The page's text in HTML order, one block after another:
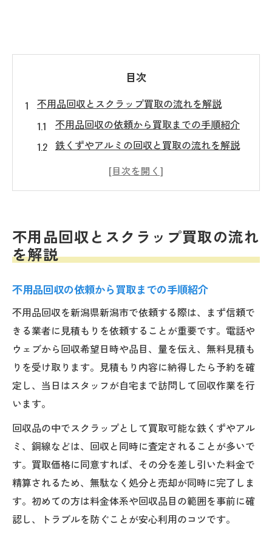
目次
不用品回収とスクラップ買取の流れを解説
不用品回収の依頼から買取までの手順紹介
鉄くずやアルミの回収と買取の流れを解説
スクラップ買取価格表の確認ポイントとは
安心して進める不用品回収のポイント
不用品回収業者選びで重視すべき基準
見積もり時に確認したい費用や条件一覧
スクラップ回収時のトラブル防止策を解説
鉄くずやアルミ回収の安心な依頼方法とは
スクラップ買取で気をつけたい書類準備
スクラップ買取に必要な書類と準備方法
身分証や住民票の提出タイミングを解説
覧
書類不備による回収トラブルを防ぐコツ
書類準備のポイントとよくある質問Q&A
鉄くずやバッテリー回収の基礎知識
鉄くず回収時のポイントと注意事項
不用品回収とスクラップ買取の流れ
を解説
不用品回収の依頼から買取までの手順紹介
不用品回収を新潟県新潟市で依頼する際は、まず信頼で
きる業者に見積もりを依頼することが重要です。電話や
ウェブから回収希望日時や品目、量を伝え、無料見積も
りを受け取ります。見積もり内容に納得したら予約を確
定し、当日はスタッフが自宅まで訪問して回収作業を行
います。
回収品の中でスクラップとして買取可能な鉄くずやアル
ミ、銅線などは、回収と同時に査定されることが多いで
す。買取価格に同意すれば、その分を差し引いた料金で
精算されるため、無駄なく処分と売却が同時に完了しま
す。初めての方は料金体系や回収品目の範囲を事前に確
認し、トラブルを防ぐことが安心利用のコツです。